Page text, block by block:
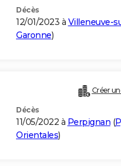
Décès
12/01/2023 à Villeneuve-
Garonne)
Créer
Décès
11/05/2022 à Perpignan (
Orientales)